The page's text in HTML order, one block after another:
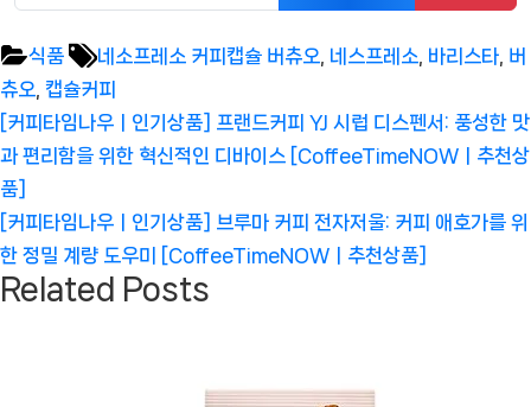
식품 Tags:
네소프레소 커피캡슐 버츄오 네스프레소 바리스타 버
츄오 캡슐커피
글
탐
색
Previous
Post:
[커피타임나우ㅣ인기상품] 프랜드커피 YJ 시럽 디스펜서: 풍성한 맛
과 편리함을 위한 혁신적인 디바이스 [CoffeeTimeNOWㅣ추천상
품]
Next
Post:
[커피타임나우ㅣ인기상품] 브루마 커피 전자저울: 커피 애호가를 위
한 정밀 계량 도우미 [CoffeeTimeNOWㅣ추천상품]
Related Posts